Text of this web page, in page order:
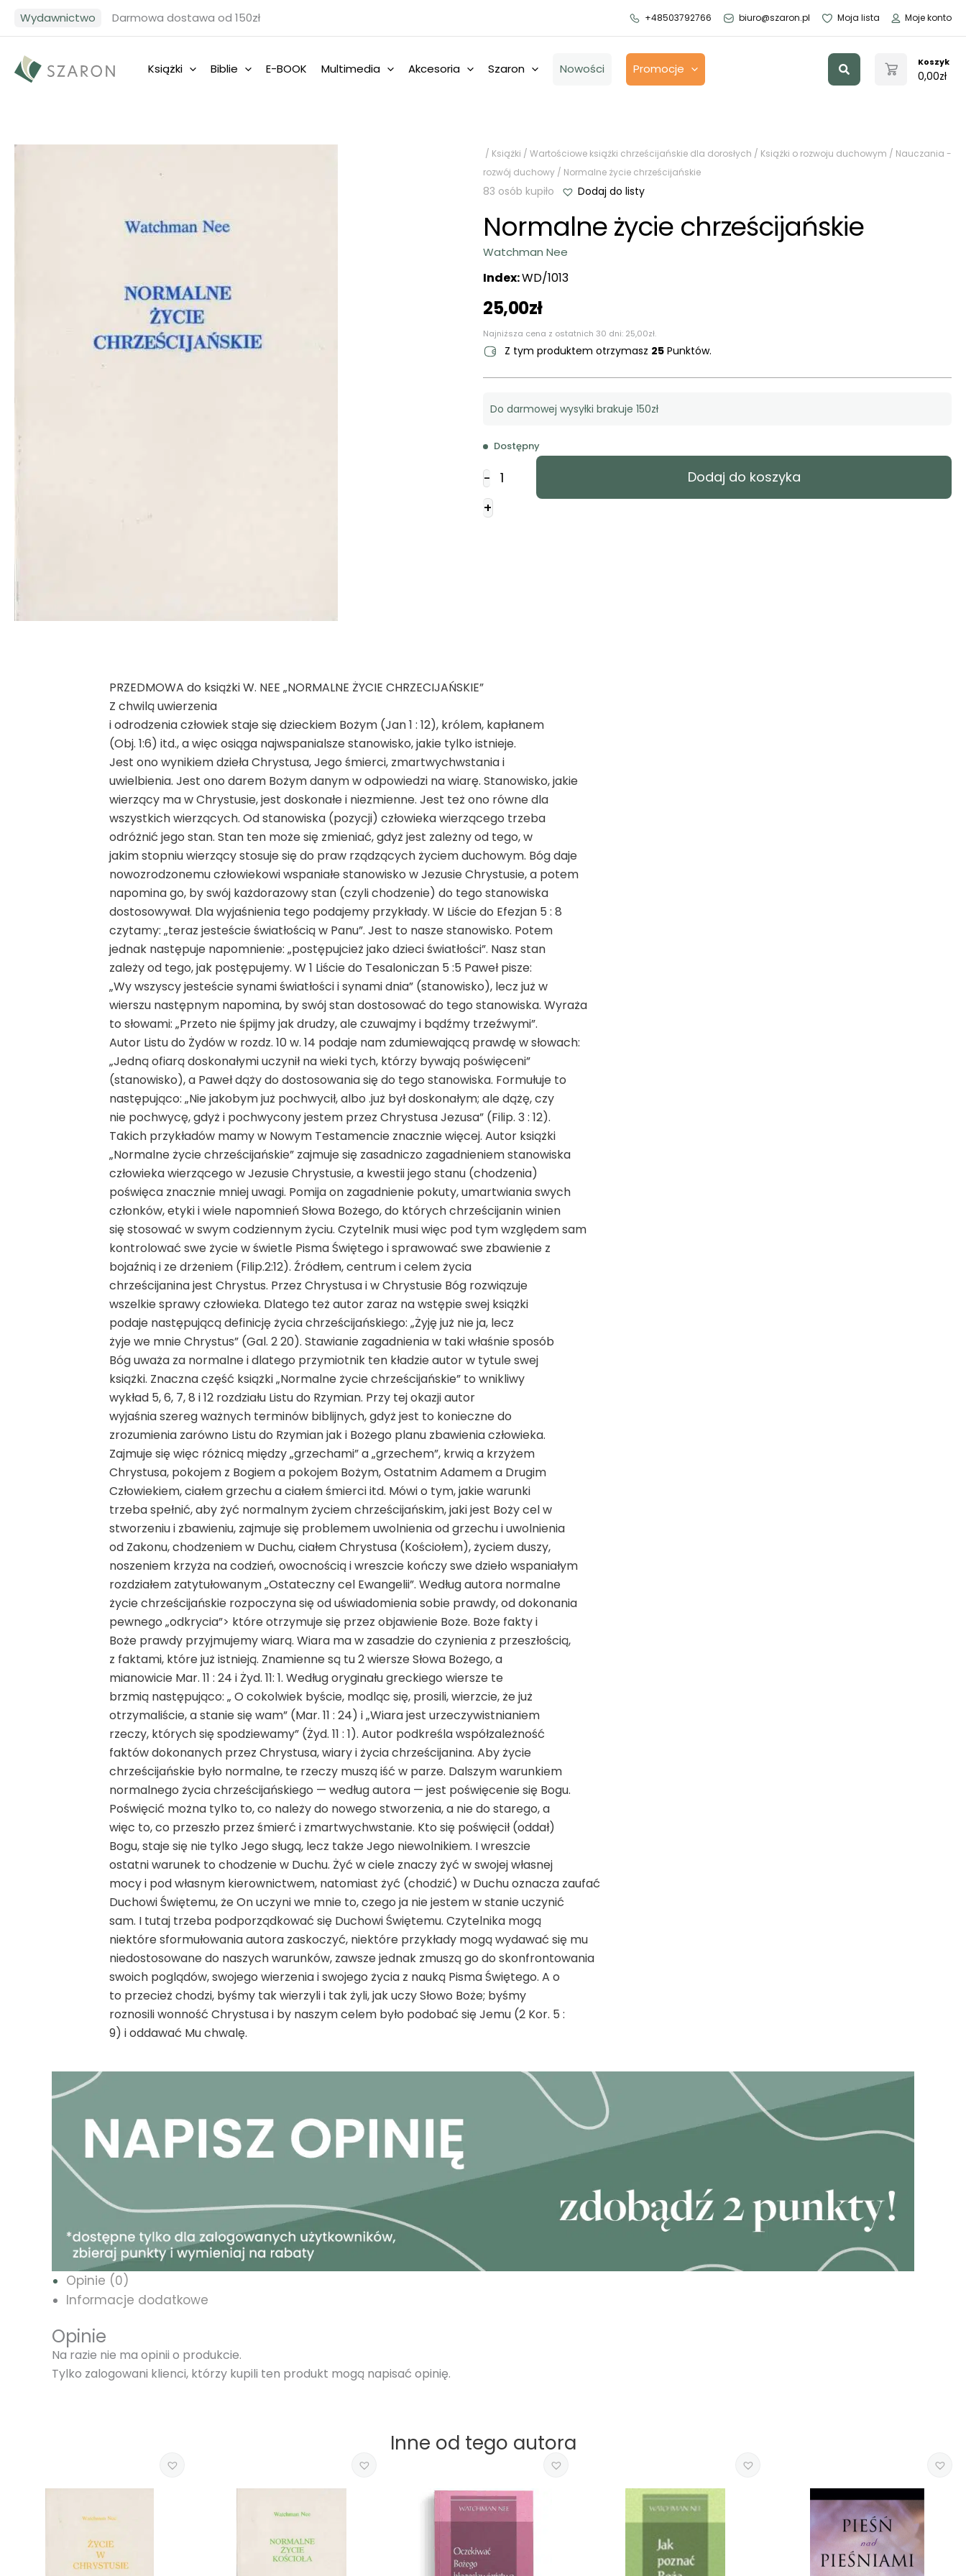
Wydawnictwo Darmowa dostawa od 150zł +48503792766 biuro@szaron.pl Moja lista Moje konto
Książki Biblie E-BOOK Multimedia Akcesoria Szaron Nowości Promocje Szukaj Koszyk
0,00zł
/ Książki / Wartościowe książki chrześcijańskie dla dorosłych / Książki o rozwoju duchowym / Nauczania -
rozwój duchowy / Normalne życie chrześcijańskie
83 osób kupiło Dodaj do listy
Normalne życie chrześcijańskie
Watchman Nee
Index:WD/1013
25,00zł
Najniższa cena z ostatnich 30 dni: 25,00zł.
Z tym produktem otrzymasz 25 Punktów.
Do darmowej wysyłki brakuje 150zł
Dostępny
- Normalne
życie
chrześcijańskie
+
Dodaj do koszyka
PRZEDMOWA do książki W. NEE „NORMALNE ŻYCIE CHRZECIJAŃSKIE”
Z chwilą uwierzenia
i odrodzenia człowiek staje się dzieckiem Bożym (Jan 1 : 12), królem, kapłanem
(Obj. 1:6) itd., a więc osiąga najwspanialsze stanowisko, jakie tylko istnieje.
Jest ono wynikiem dzieła Chrystusa, Jego śmierci, zmartwychwstania i
uwielbienia. Jest ono darem Bożym danym w odpowiedzi na wiarę. Stanowisko, jakie
wierzący ma w Chrystusie, jest doskonałe i niezmienne. Jest też ono równe dla
wszystkich wierzących. Od stanowiska (pozycji) człowieka wierzącego trzeba
odróżnić jego stan. Stan ten może się zmieniać, gdyż jest zależny od tego, w
jakim stopniu wierzący stosuje się do praw rządzących życiem duchowym. Bóg daje
nowozrodzonemu człowiekowi wspaniałe stanowisko w Jezusie Chrystusie, a potem
napomina go, by swój każdorazowy stan (czyli chodzenie) do tego stanowiska
dostosowywał. Dla wyjaśnienia tego podajemy przykłady. W Liście do Efezjan 5 : 8
czytamy: „teraz jesteście światłością w Panu”. Jest to nasze stanowisko. Potem
jednak następuje napomnienie: „postępujcież jako dzieci światłości”. Nasz stan
zależy od tego, jak postępujemy. W 1 Liście do Tesaloniczan 5 :5 Paweł pisze:
„Wy wszyscy jesteście synami światłości i synami dnia” (stanowisko), lecz już w
wierszu następnym napomina, by swój stan dostosować do tego stanowiska. Wyraża
to słowami: „Przeto nie śpijmy jak drudzy, ale czuwajmy i bądźmy trzeźwymi”.
Autor Listu do Żydów w rozdz. 10 w. 14 podaje nam zdumiewającą prawdę w słowach:
„Jedną ofiarą doskonałymi uczynił na wieki tych, którzy bywają poświęceni”
(stanowisko), a Paweł dąży do dostosowania się do tego stanowiska. Formułuje to
następująco: „Nie jakobym już pochwycił, albo .już był doskonałym; ale dążę, czy
nie pochwycę, gdyż i pochwycony jestem przez Chrystusa Jezusa” (Filip. 3 : 12).
Takich przykładów mamy w Nowym Testamencie znacznie więcej. Autor książki
„Normalne życie chrześcijańskie” zajmuje się zasadniczo zagadnieniem stanowiska
człowieka wierzącego w Jezusie Chrystusie, a kwestii jego stanu (chodzenia)
poświęca znacznie mniej uwagi. Pomija on zagadnienie pokuty, umartwiania swych
członków, etyki i wiele napomnień Słowa Bożego, do których chrześcijanin winien
się stosować w swym codziennym życiu. Czytelnik musi więc pod tym względem sam
kontrolować swe życie w świetle Pisma Świętego i sprawować swe zbawienie z
bojaźnią i ze drżeniem (Filip.2:12). Źródłem, centrum i celem życia
chrześcijanina jest Chrystus. Przez Chrystusa i w Chrystusie Bóg rozwiązuje
wszelkie sprawy człowieka. Dlatego też autor zaraz na wstępie swej książki
podaje następującą definicję życia chrześcijańskiego: „Żyję już nie ja, lecz
żyje we mnie Chrystus” (Gal. 2 20). Stawianie zagadnienia w taki właśnie sposób
Bóg uważa za normalne i dlatego przymiotnik ten kładzie autor w tytule swej
książki. Znaczna część książki „Normalne życie chrześcijańskie” to wnikliwy
wykład 5, 6, 7, 8 i 12 rozdziału Listu do Rzymian. Przy tej okazji autor
wyjaśnia szereg ważnych terminów biblijnych, gdyż jest to konieczne do
zrozumienia zarówno Listu do Rzymian jak i Bożego planu zbawienia człowieka.
Zajmuje się więc różnicą między „grzechami” a „grzechem”, krwią a krzyżem
Chrystusa, pokojem z Bogiem a pokojem Bożym, Ostatnim Adamem a Drugim
Człowiekiem, ciałem grzechu a ciałem śmierci itd. Mówi o tym, jakie warunki
trzeba spełnić, aby żyć normalnym życiem chrześcijańskim, jaki jest Boży cel w
stworzeniu i zbawieniu, zajmuje się problemem uwolnienia od grzechu i uwolnienia
od Zakonu, chodzeniem w Duchu, ciałem Chrystusa (Kościołem), życiem duszy,
noszeniem krzyża na codzień, owocnością i wreszcie kończy swe dzieło wspaniałym
rozdziałem zatytułowanym „Ostateczny cel Ewangelii”. Według autora normalne
życie chrześcijańskie rozpoczyna się od uświadomienia sobie prawdy, od dokonania
pewnego „odkrycia”> które otrzymuje się przez objawienie Boże. Boże fakty i
Boże prawdy przyjmujemy wiarą. Wiara ma w zasadzie do czynienia z przeszłością,
z faktami, które już istnieją. Znamienne są tu 2 wiersze Słowa Bożego, a
mianowicie Mar. 11 : 24 i Żyd. 11: 1. Według oryginału greckiego wiersze te
brzmią następująco: „ O cokolwiek byście, modląc się, prosili, wierzcie, że już
otrzymaliście, a stanie się wam” (Mar. 11 : 24) i „Wiara jest urzeczywistnianiem
rzeczy, których się spodziewamy” (Żyd. 11 : 1). Autor podkreśla współzależność
faktów dokonanych przez Chrystusa, wiary i życia chrześcijanina. Aby życie
chrześcijańskie było normalne, te rzeczy muszą iść w parze. Dalszym warunkiem
normalnego życia chrześcijańskiego — według autora — jest poświęcenie się Bogu.
Poświęcić można tylko to, co należy do nowego stworzenia, a nie do starego, a
więc to, co przeszło przez śmierć i zmartwychwstanie. Kto się poświęcił (oddał)
Bogu, staje się nie tylko Jego sługą, lecz także Jego niewolnikiem. I wreszcie
ostatni warunek to chodzenie w Duchu. Żyć w ciele znaczy żyć w swojej własnej
mocy i pod własnym kierownictwem, natomiast żyć (chodzić) w Duchu oznacza zaufać
Duchowi Świętemu, że On uczyni we mnie to, czego ja nie jestem w stanie uczynić
sam. I tutaj trzeba podporządkować się Duchowi Świętemu. Czytelnika mogą
niektóre sformułowania autora zaskoczyć, niektóre przykłady mogą wydawać się mu
niedostosowane do naszych warunków, zawsze jednak zmuszą go do skonfrontowania
swoich poglądów, swojego wierzenia i swojego życia z nauką Pisma Świętego. A o
to przecież chodzi, byśmy tak wierzyli i tak żyli, jak uczy Słowo Boże; byśmy
roznosili wonność Chrystusa i by naszym celem było podobać się Jemu (2 Kor. 5 :
9) i oddawać Mu chwalę.
Opinie (0)
Informacje dodatkowe
Opinie
Na razie nie ma opinii o produkcie.
Tylko zalogowani klienci, którzy kupili ten produkt mogą napisać opinię.
Inne od tego autora